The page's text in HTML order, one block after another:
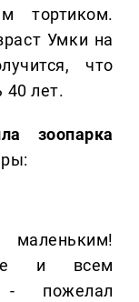
тортиком.
Умки на
что
40 лет.
зоопарка
и всем
- пожелал